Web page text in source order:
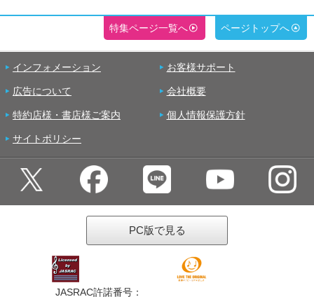
特集ページ一覧へ ページトップへ
インフォメーション お客様サポート
広告について 会社概要
特約店様・書店様ご案内 個人情報保護方針
サイトポリシー
PC版で見る
JASRAC許諾番号：